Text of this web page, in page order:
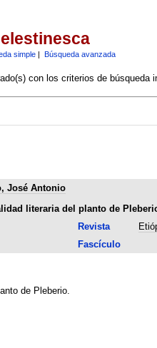
simple| Búsqueda avanzada
con los criterios de búsqueda
José Antonio
literaria del planto de
Revista
Fascículo
de Pleberio.